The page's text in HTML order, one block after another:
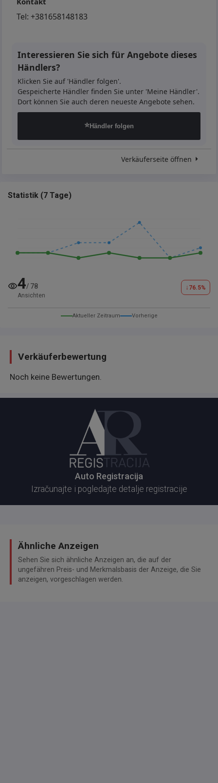
Tel: +381658148183
Interessieren Sie sich für Angebote dieses
Händlers?
Klicken Sie auf 'Händler folgen'.
Gespeicherte Händler finden Sie unter 'Meine Händler'.
Dort können Sie auch deren neueste Angebote sehen.
⭐Händler folgen
Verkäuferseite öffnen
Statistik (7 Tage)
4/ 78
Ansichten
↓ 76.5%
Aktueller Zeitraum Vorherige
Verkäuferbewertung
Noch keine Bewertungen.
Auto Registracija
Izračunajte i pogledajte detalje registracije
Ähnliche Anzeigen
Sehen Sie sich ähnliche Anzeigen an, die auf der
ungefähren Preis- und Merkmalsbasis der Anzeige, die Sie
anzeigen, vorgeschlagen werden.